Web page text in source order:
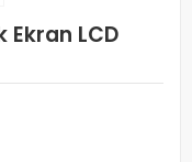
Ekran LCD